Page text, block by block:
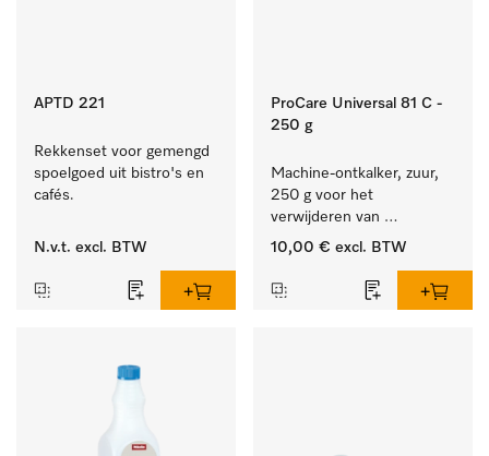
APTD 221
Rekkenset voor gemengd
spoelgoed uit bistro's en
cafés.
N.v.t. excl. BTW
ProCare Universal 81 C -
250 g
Machine-ontkalker, zuur,
250 g voor het
verwijderen van
hardnekkige kalkaanslag.
10,00 € excl. BTW